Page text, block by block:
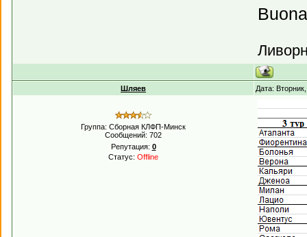
Шляев Дата:
Группа: Сборная КЛФП-Минск
Сообщений: 702
Репутация: 0
Статус: Offline